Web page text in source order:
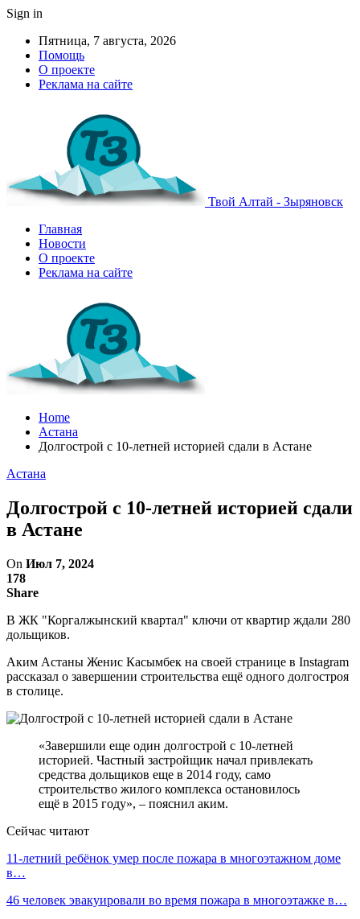
Sign in
Пятница, 7 августа, 2026
Помощь
О проекте
Реклама на сайте
Твой Алтай - Зыряновск
Главная
Новости
О проекте
Реклама на сайте
Home
Астана
Долгострой с 10-летней историей сдали в Астане
Астана
Долгострой с 10-летней историей сдали
в Астане
On Июл 7, 2024
178
Share
В ЖК "Коргалжынский квартал" ключи от квартир ждали 280
дольщиков.
Аким Астаны Женис Касымбек на своей странице в Instagram
рассказал о завершении строительства ещё одного долгостроя
в столице.
«Завершили еще один долгострой с 10-летней
историей. Частный застройщик начал привлекать
средства дольщиков еще в 2014 году, само
строительство жилого комплекса остановилось
ещё в 2015 году», – пояснил аким.
Сейчас читают
11-летний ребёнок умер после пожара в многоэтажном доме
в…
46 человек эвакуировали во время пожара в многоэтажке в…